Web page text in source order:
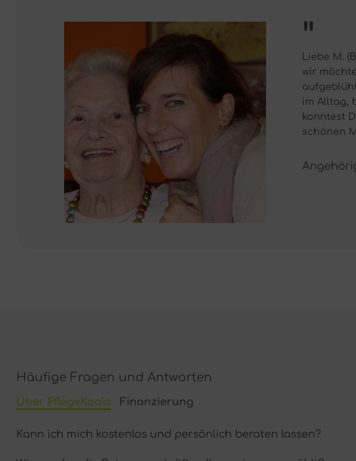
"
Sehr
unsere
Ihren
Mein
Kunde
Häufige Fragen und Antworten
Über PflegeKoala Finanzierung
Kann ich mich kostenlos und persönlich beraten lassen?